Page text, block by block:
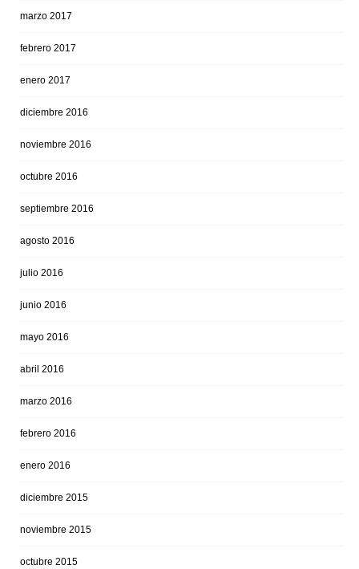
marzo 2017
febrero 2017
enero 2017
diciembre 2016
noviembre 2016
octubre 2016
septiembre 2016
agosto 2016
julio 2016
junio 2016
mayo 2016
abril 2016
marzo 2016
febrero 2016
enero 2016
diciembre 2015
noviembre 2015
octubre 2015